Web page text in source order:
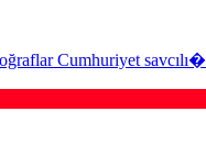
Cumhuriyet savcılı�